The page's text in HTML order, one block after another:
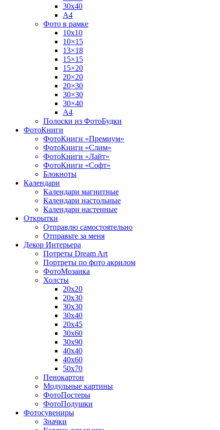
30х40
А4
Фото в рамке
10х10
10×15
13×18
15×15
15×20
20×20
20×30
30×30
30×40
A4
Полоски из ФотоБудки
ФотоКниги
ФотоКниги «Премиум»
ФотоКниги «Слим»
ФотоКниги «Лайт»
ФотоКниги «Софт»
Блокноты
Календари
Календари магнитные
Календари настольные
Календари настенные
Открытки
Отправлю самостоятельно
Отправьте за меня
Декор Интерьера
Потреты Dream Art
Портреты по фото акрилом
ФотоМозаика
Холсты
20х20
20х30
30х30
30х40
20х45
30х60
30х90
40х40
40х60
50х70
Пенокартон
Модульные картины
ФотоПостеры
ФотоПодушки
Фотоcувениры
Значки